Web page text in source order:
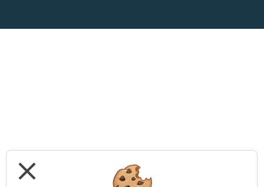
close